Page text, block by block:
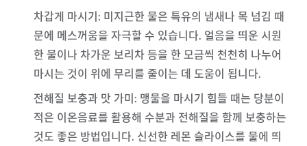
차갑게 마시기 : 미지근한 물은 특유의 냄새나 목 넘김 때
문에 메스꺼움을 자극할 수 있습니다. 얼음을 띄운 시원
한 물이나 차가운 보리차 등을 한 모금씩 천천히 나누어
마시는 것이 위에 무리를 줄이는 데 도움이 됩니다.
전해질 보충과 맛 가미 : 맹물을 마시기 힘들 때는 당분이
적은 이온음료를 활용해 수분과 전해질을 함께 보충하는
것도 좋은 방법입니다. 신선한 레몬 슬라이스를 물에 띄